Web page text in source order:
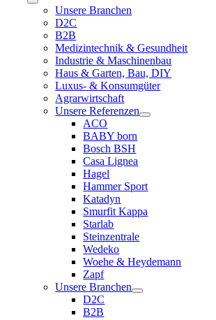
Toggle
Navigation
Unsere Branchen
D2C
B2B
Medizintechnik & Gesundheit
Industrie & Maschinenbau
Haus & Garten, Bau, DIY
Luxus- & Konsumgüter
Agrarwirtschaft
Unsere Referenzen
ACO
BABY born
Bosch BSH
Casa Lignea
Hagel
Hammer Sport
Katadyn
Smurfit Kappa
Starlab
Steinzentrale
Wedeko
Woehe & Heydemann
Zapf
Unsere Branchen
D2C
B2B